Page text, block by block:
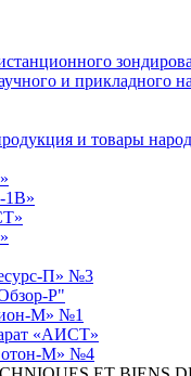
и прикладного
и товары
1В»
П» №3
Р"
М» №1
«АИСТ»
М» №4